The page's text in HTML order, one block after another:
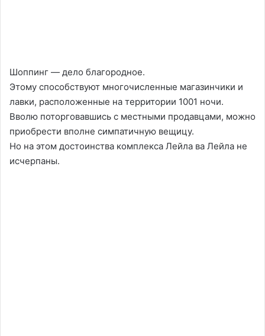
Шоппинг — дело благородное.
Этому способствуют многочисленные магазинчики и
лавки, расположенные на территории 1001 ночи.
Вволю поторговавшись с местными продавцами, можно
приобрести вполне симпатичную вещицу.
Но на этом достоинства комплекса Лейла ва Лейла не
исчерпаны.